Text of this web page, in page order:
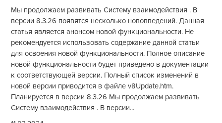
Мы продолжаем развивать Систему взаимодействия . В
версии 8.3.26 появятся несколько нововведений. Данная
статья является анонсом новой функциональности. Не
рекомендуется использовать содержание данной статьи
для освоения новой функциональности. Полное описание
новой функциональности будет приведено в документации
к соответствующей версии. Полный список изменений в
новой версии приводится в файле v8Update.htm.
Планируется в версии 8.3.26 Мы продолжаем развивать
Систему взаимодействия . В версии...